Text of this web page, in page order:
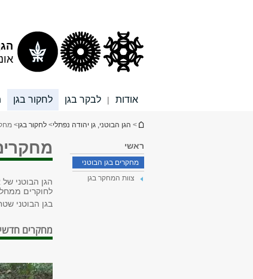
אודות | לבקר בגן לחקור בגן
הינך נמצא כאן
> הגן הבוטני, גן יהודה נפתלי> לחקור בגן>
ראשי
מחקרים בגן הבוטני
צוות המחקר בגן
הגן הבוטני
לחוקרים
בגן הבוטני
מחקרים